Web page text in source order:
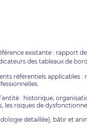
existante : rapport
des tableaux de
référentiels applicables
: historique,
les risques de
détaillée), bâtir et